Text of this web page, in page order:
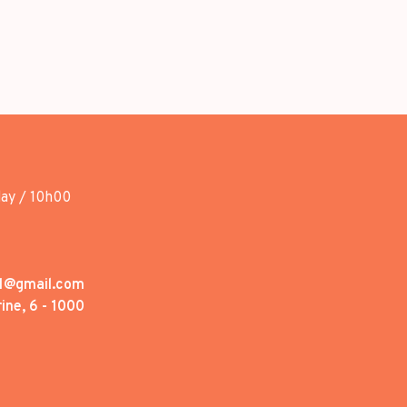
/ 10h00
6 - 1000